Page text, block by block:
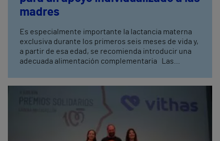
madres
Es especialmente importante la lactancia materna
exclusiva durante los primeros seis meses de vida y,
a partir de esa edad, se recomienda introducir una
adecuada alimentación complementaria Las
menores tasas de cáncer, obesidad, diabetes,